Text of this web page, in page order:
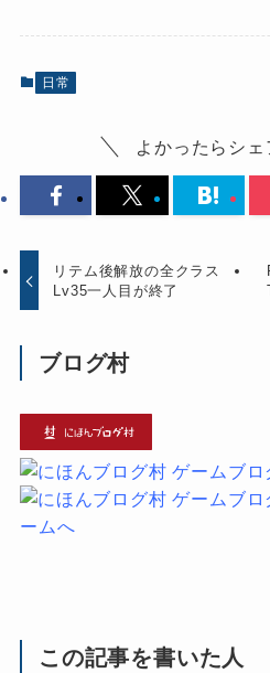
日常
よかったらシェ
リテム後解放の全クラス
Lv35一人目が終了
ブログ村
この記事を書いた人